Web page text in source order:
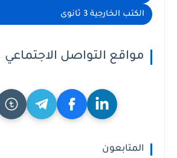
الكتب الخارجية 3 ثانوى
مواقع التواصل الاجتماعي
المتابعون